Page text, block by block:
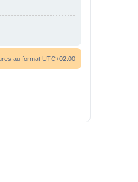
au format UTC+02:00